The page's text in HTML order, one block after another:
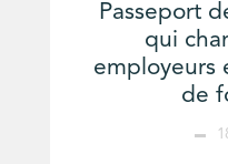
Passeport
qui
employeurs
de